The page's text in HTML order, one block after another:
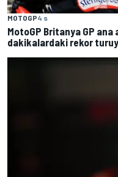
MOTOGP4 s
MotoGP Britanya GP
dakikalardaki rekor